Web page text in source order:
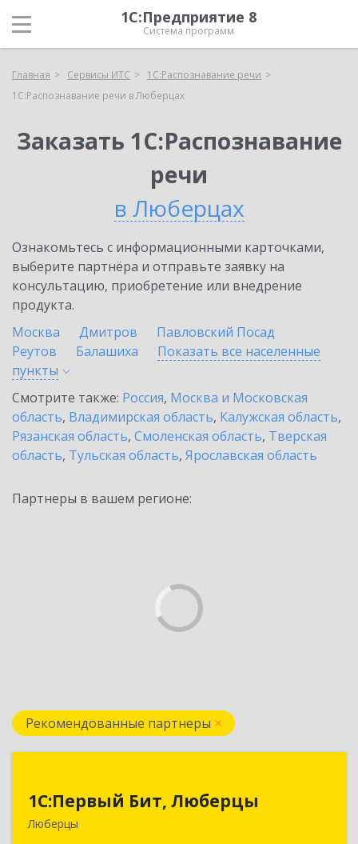
1С:Предприятие 8
Система программ
Главная Сервисы ИТС
1С:Распознавание речи
1С:Распознавание речи в Люберцах
Заказать 1С:Распознавание
речи
в Люберцах
Ознакомьтесь с информационными карточками,
выберите партнёра и отправьте заявку на
консультацию, приобретение или внедрение
продукта.
Москва
Дмитров
Павловский Посад
Реутов
Балашиха
Показать все населенные
пункты
Смотрите также: Россия, Москва и Московская
область, Владимирская область, Калужская область,
Рязанская область, Смоленская область, Тверская
область, Тульская область, Ярославская область
Партнеры в вашем регионе:
Рекомендованные партнеры
1С:Первый Бит, Люберцы
Люберцы
140009, Московская обл, Люберецкий р-н,
Люберцы г, Митрофанова ул, дом № 20А, оф.15